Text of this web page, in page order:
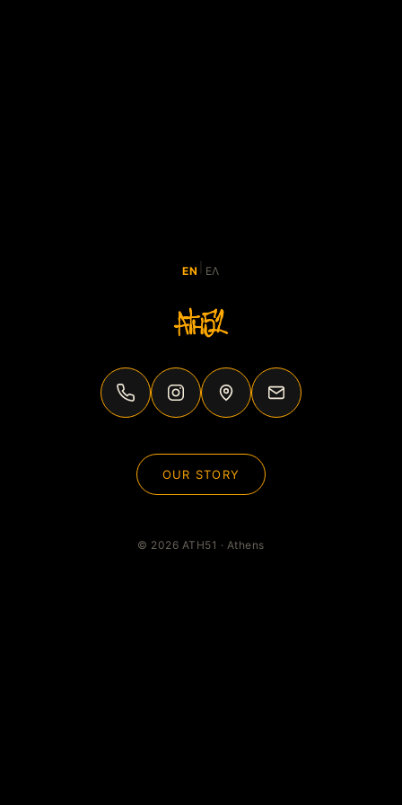
EN ΕΛ
OUR STORY
© 2026 ATH51 · Athens